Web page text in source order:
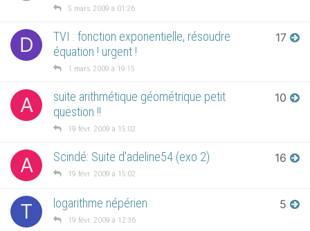
5 mars 2009 à 01:26
D
TVI : fonction exponentielle, résoudre
équation ! urgent !
1 mars 2009 à 19:15
17
A
suite arithmétique géométrique petit
question !!
19 févr. 2009 à 15:02
10
A Scindé: Suite d'adeline54 (exo 2)
19 févr. 2009 à 15:02
16
T logarithme népérien
19 févr. 2009 à 12:36
5